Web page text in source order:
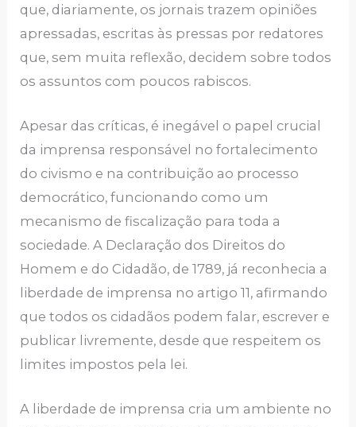
que, diariamente, os jornais trazem opiniões
apressadas, escritas às pressas por redatores
que, sem muita reflexão, decidem sobre todos
os assuntos com poucos rabiscos.
Apesar das críticas, é inegável o papel crucial
da imprensa responsável no fortalecimento
do civismo e na contribuição ao processo
democrático, funcionando como um
mecanismo de fiscalização para toda a
sociedade. A Declaração dos Direitos do
Homem e do Cidadão, de 1789, já reconhecia a
liberdade de imprensa no artigo 11, afirmando
que todos os cidadãos podem falar, escrever e
publicar livremente, desde que respeitem os
limites impostos pela lei.
A liberdade de imprensa cria um ambiente no